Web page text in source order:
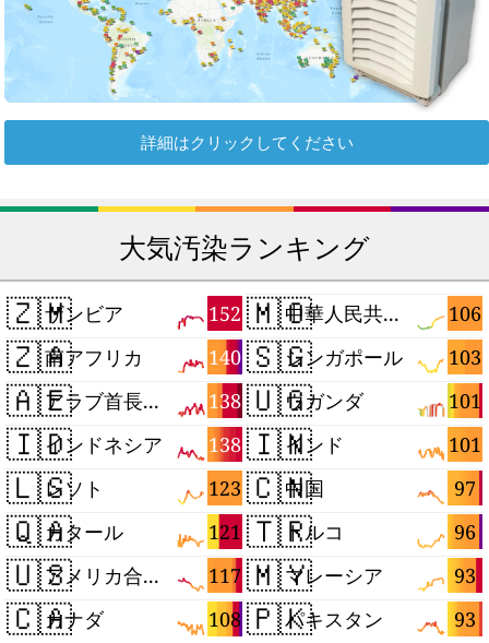
詳細はクリックしてください
大気汚染ランキング
🇿🇲 152
ザンビア
🇿🇦 140
南アフリカ
🇦🇪 138
アラブ首長国連邦
🇮🇩 138
インドネシア
🇱🇸 123
レソト
🇶🇦 121
カタール
🇺🇸 117
アメリカ合衆国
🇨🇦 108
カナダ
🇲🇴 106
中華人民共和国マカオ特別行政区
🇸🇬 103
シンガポール
🇺🇬 101
ウガンダ
🇮🇳 101
インド
🇨🇳 97
中国
🇹🇷 96
トルコ
🇲🇾 93
マレーシア
🇵🇰 93
パキスタン